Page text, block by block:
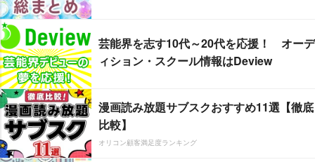
芸能界を志す10代～20代を応援！ オーデ
ィション・スクール情報はDeview
漫画読み放題サブスクおすすめ11選【徹底
比較】
オリコン顧客満足度ランキング